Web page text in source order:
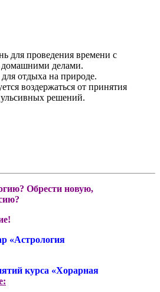
для проведения времени с
домашними делами.
отдыха на природе.
воздержаться от принятия
решений.
Обрести новую,
«Астрология
курса «Хорарная